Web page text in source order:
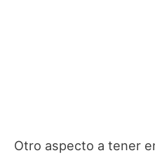
Otro aspecto a tener